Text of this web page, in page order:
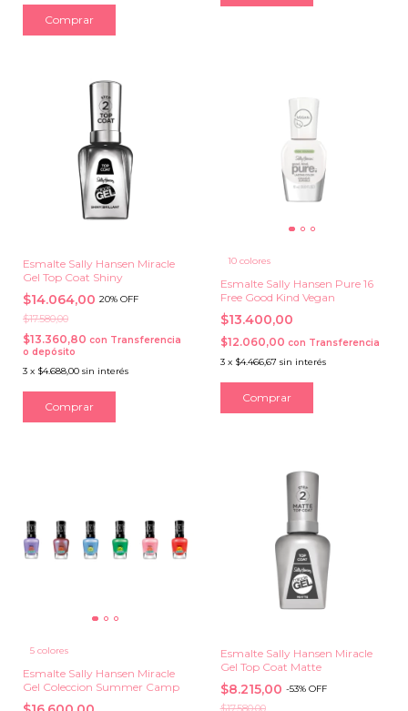
Comprar
Esmalte Sally Hansen Miracle
Gel Top Coat Shiny
$14.064,00 20% OFF
$17.580,00
$13.360,80 con Transferencia
o depósito
3 x $4.688,00 sin interés
10 colores
Esmalte Sally Hansen Pure 16
Free Good Kind Vegan
$13.400,00
$12.060,00 con Transferencia
3 x $4.466,67 sin interés
Comprar
5 colores
Esmalte Sally Hansen Miracle
Gel Coleccion Summer Camp
Esmalte Sally Hansen Miracle
Gel Top Coat Matte
$8.215,00 -53% OFF